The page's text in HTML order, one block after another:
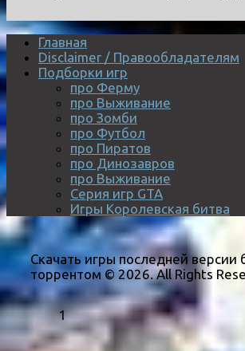
Главная
Disclaimer / Правообладателям
Подборки игр
про Ферму
про Выживание
про Зомби
про Футбол
про Пиратов
про Динозавров
про Выживание
Серия игр GTA
Игры Королевская битва
Скачать игры последней версии
торрентом © 2026. All Rights
1